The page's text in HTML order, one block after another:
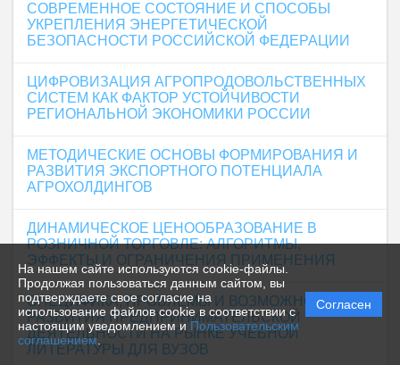
На нашем сайте используются cookie-файлы.
Продолжая пользоваться данным сайтом, вы
подтверждаете свое согласие на
использование файлов cookie в соответствии с
настоящим уведомлением иПользовательским
соглашением.
Согласен
СОВРЕМЕННОЕ СОСТОЯНИЕ И СПОСОБЫ
УКРЕПЛЕНИЯ ЭНЕРГЕТИЧЕСКОЙ
БЕЗОПАСНОСТИ РОССИЙСКОЙ ФЕДЕРАЦИИ
ЦИФРОВИЗАЦИЯ АГРОПРОДОВОЛЬСТВЕННЫХ
СИСТЕМ КАК ФАКТОР УСТОЙЧИВОСТИ
РЕГИОНАЛЬНОЙ ЭКОНОМИКИ РОССИИ
МЕТОДИЧЕСКИЕ ОСНОВЫ ФОРМИРОВАНИЯ И
РАЗВИТИЯ ЭКСПОРТНОГО ПОТЕНЦИАЛА
АГРОХОЛДИНГОВ
ДИНАМИЧЕСКОЕ ЦЕНООБРАЗОВАНИЕ В
РОЗНИЧНОЙ ТОРГОВЛЕ: АЛГОРИТМЫ,
ЭФФЕКТЫ И ОГРАНИЧЕНИЯ ПРИМЕНЕНИЯ
СПЕЦИФИКА, ПРОБЛЕМЫ И ВОЗМОЖНОСТИ
РАЗВИТИЯ ПРЕДПРИНИМАТЕЛЬСКОЙ
ДЕЯТЕЛЬНОСТИ НА РЫНКЕ УЧЕБНОЙ
ЛИТЕРАТУРЫ ДЛЯ ВУЗОВ